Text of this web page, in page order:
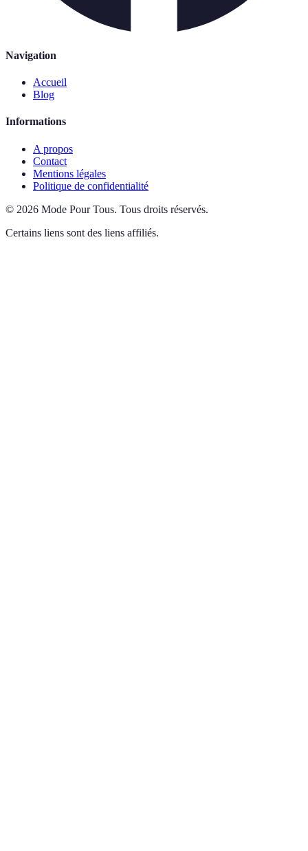
Navigation
Accueil
Blog
Informations
A propos
Contact
Mentions légales
Politique de confidentialité
© 2026 Mode Pour Tous. Tous droits réservés.
Certains liens sont des liens affiliés.